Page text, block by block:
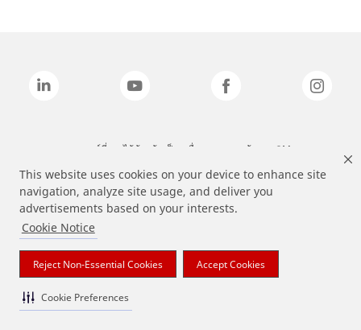
This website uses cookies on your device to enhance site
navigation, analyze site usage, and deliver you
advertisements based on your interests.
Cookie Notice
Reject Non-Essential Cookies Accept Cookies
Cookie Preferences
แบรนด์ที่ระบุไว้ข้างต้นเป็นเครื่องหมายการค้าของ 3M